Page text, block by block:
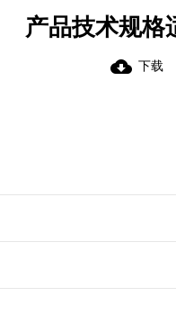
产品技术规格
cloud_download 下载